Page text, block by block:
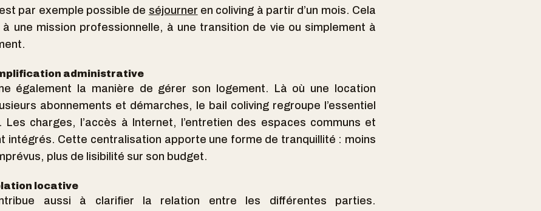
par exemple possible de séjourner en coliving à partir d’un mois. Cela
une mission professionnelle, à une transition de vie ou simplement à
administrative
également la manière de gérer son logement. Là où une location
abonnements et démarches, le bail coliving regroupe l’essentiel
Les charges, l’accès à Internet, l’entretien des espaces communs et
intégrés. Cette centralisation apporte une forme de tranquillité : moins
plus de lisibilité sur son budget.
locative
aussi à clarifier la relation entre les différentes parties.